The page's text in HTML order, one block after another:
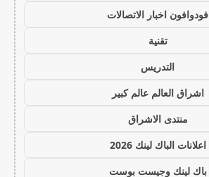
فودوافون اخبار الاتصالات
تقنية
التدريس
اشراق العالم عالم كبير
منتدى الاشراق
اعلانات الباك لينك 2026
باك لينك وجيست بوست